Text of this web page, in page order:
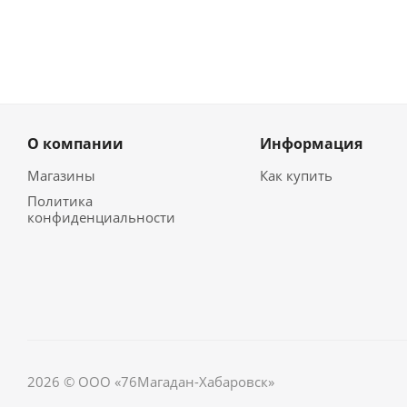
О компании
Магазины
Политика
конфиденциальности
Информация
Как купить
2026 © ООО «76Магадан-Хабаровск»